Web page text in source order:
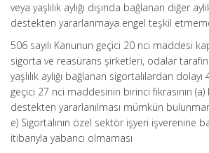
veya yaşlılık aylığı dışında bağlanan diğer
destekten yararlanmaya engel teşkil
506 sayılı Kanunun geçici 20 nci maddesi
sigorta ve reasürans şirketleri, odalar
yaşlılık aylığı bağlanan sigortalılardan dolayı
geçici 27 nci maddesinin birinci fıkrasının
destekten yararlanılması mümkün
e) Sigortalının özel sektör işyeri işverenine
itibarıyla yabancı olmaması